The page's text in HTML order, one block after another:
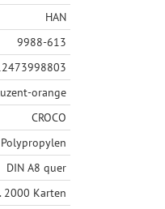
HAN
9988-613
orange
CROCO
Polypropylen
DIN A8 quer
2000 Karten